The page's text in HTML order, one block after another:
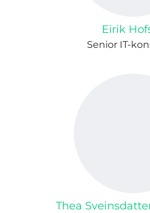
Eirik
Senior IT-
Thea